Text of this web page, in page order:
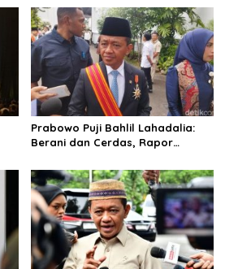
Prabowo Puji Bahlil Lahadalia:
Berani dan Cerdas, Rapor